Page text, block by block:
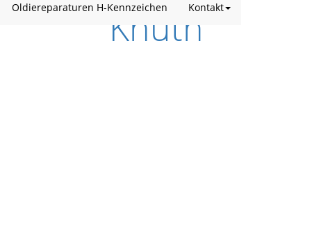
Oldiereparaturen H-Kennzeichen Kontakt